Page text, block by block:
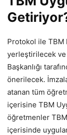
Protokol ile TBM
yerleştirilecek
Başkanlığı
önerilecek.
atanan tüm
içerisine TBM
öğretmenler
içerisinde